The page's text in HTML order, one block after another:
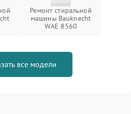
Ремонт стиральной
машины Bauknecht
WAE 8560
все модели